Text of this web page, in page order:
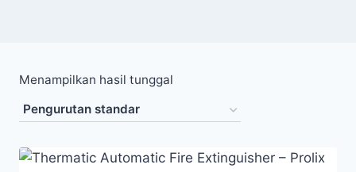
Menampilkan hasil tunggal